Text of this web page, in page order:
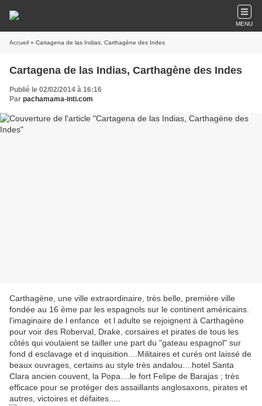
MENU
Accueil » Cartagena de las Indias, Carthagène des Indes
Cartagena de las Indias, Carthagène des Indes
Publié le 02/02/2014 à 16:16
Par pachamama-inti.com
Carthagène, une ville extraordinaire, très belle, première ville
fondée au 16 ème par les espagnols sur le continent américains.
l'imaginaire de l enfance et l adulte se rejoignent à Carthagène
pour voir des Roberval, Drake, corsaires et pirates de tous les
côtés qui voulaient se tailler une part du "gateau espagnol" sur
fond d esclavage et d inquisition....Militaires et curés ont laissé de
beaux ouvrages, certains au style très andalou....hotel Santa
Clara ancien couvent, la Popa....le fort Felipe de Barajas ; très
efficace pour se protéger des assaillants anglosaxons, pirates et
autres, victoires et défaites.....